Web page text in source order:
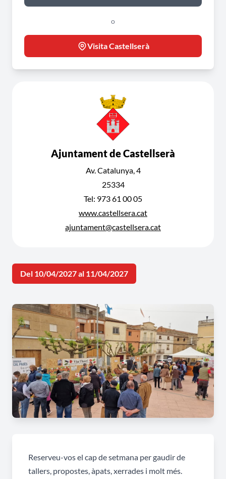
o
Visita Castellserà
Ajuntament de Castellserà
Av. Catalunya, 4
25334
Tel: 973 61 00 05
www.castellsera.cat
ajuntament@castellsera.cat
Del 10/04/2027 al 11/04/2027
Reserveu-vos el cap de setmana per gaudir de
tallers, propostes, àpats, xerrades i molt més.